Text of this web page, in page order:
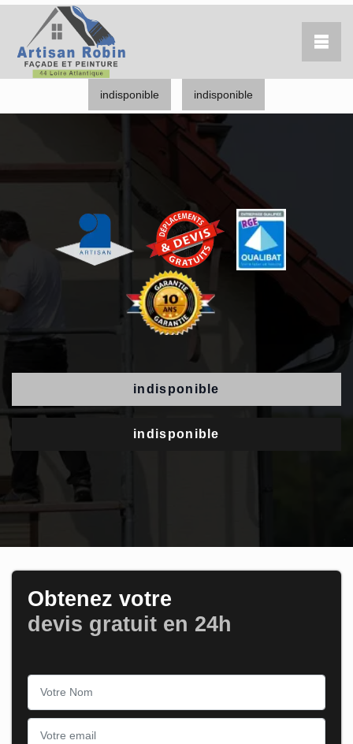
indisponible indisponible
indisponible
indisponible
Obtenez votre
devis gratuit en 24h